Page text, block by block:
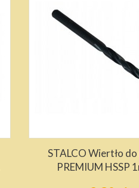
STALCO Wiertło
PREMIUM HSSP